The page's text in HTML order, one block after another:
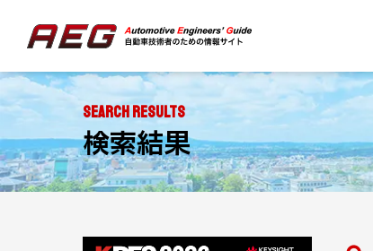
SEARCH RESULTS
検索結果